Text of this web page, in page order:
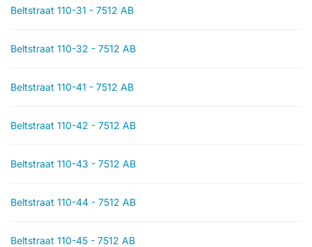
Beltstraat 110-31 - 7512 AB
Beltstraat 110-32 - 7512 AB
Beltstraat 110-41 - 7512 AB
Beltstraat 110-42 - 7512 AB
Beltstraat 110-43 - 7512 AB
Beltstraat 110-44 - 7512 AB
Beltstraat 110-45 - 7512 AB